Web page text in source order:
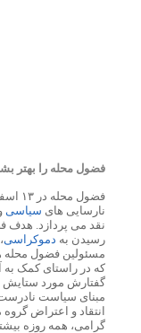
فضول محله را بهتر
نارسایی های سیاسی
نقد می پردازد. هدف
رسیدن به دموکراسی،
مسئولین فضول محله
که در راستای کمک
گفتارش مورد ستایش و
مبنای سیاست
انتقاد و اعتراض
گرامی، همه روزه بیشتر از ۱۰،۰۰۰ نفر از این سایت